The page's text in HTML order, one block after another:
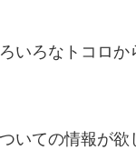
いろなトコロか
いての情報が